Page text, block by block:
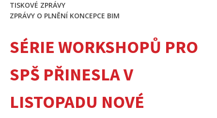
SÉRIE WORKSHOPŮ PRO
SPŠ PŘINESLA V
LISTOPADU NOVÉ
TISKOVÉ ZPRÁVY
ZPRÁVY O PLNĚNÍ KONCEPCE BIM